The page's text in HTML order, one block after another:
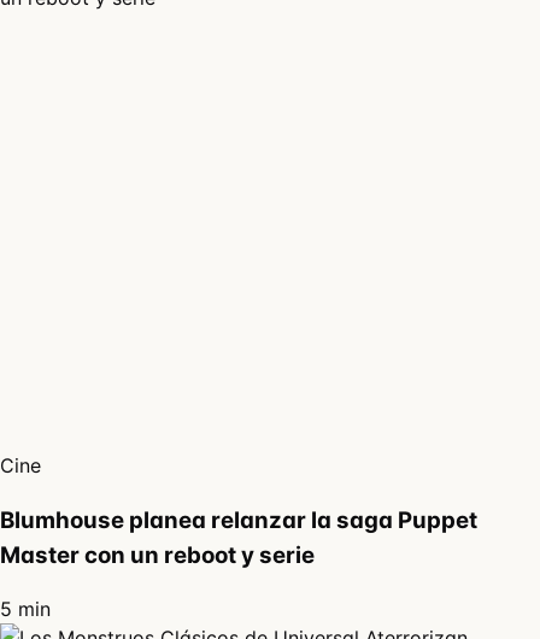
Cine
Blumhouse planea relanzar la saga Puppet
Master con un reboot y serie
5 min